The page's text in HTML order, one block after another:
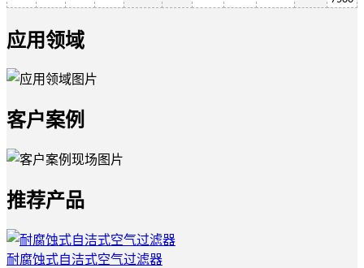
应用领域
客户案例
推荐产品
耐腐蚀式自洁式空气过滤器